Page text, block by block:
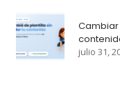
Cambiar
julio 31,